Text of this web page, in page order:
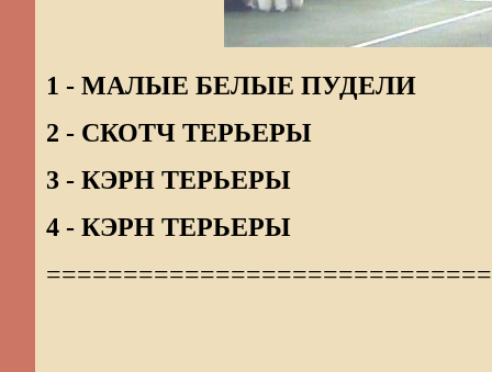
1 - МАЛЫЕ БЕЛЫЕ ПУДЕЛИ
2 - СКОТЧ ТЕРЬЕРЫ
3 - КЭРН ТЕРЬЕРЫ
4 - КЭРН ТЕРЬЕРЫ